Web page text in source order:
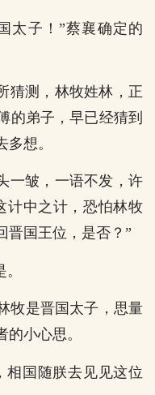
太子！”蔡襄确定的
猜测，林牧姓林，正
的弟子，早已经猜到
想。
一皱，一语不发，许
计中之计，恐怕林牧
晋国王位，是否？”
牧是晋国太子，思量
小心思。
相国随朕去见见这位